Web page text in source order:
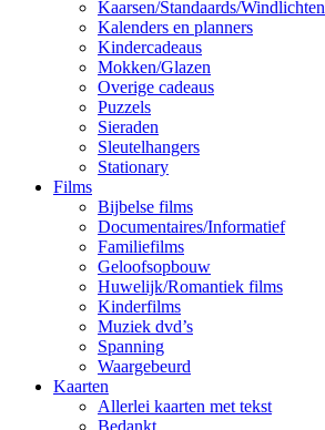
Kaarsen/Standaards/Windlichten
Kalenders en planners
Kindercadeaus
Mokken/Glazen
Overige cadeaus
Puzzels
Sieraden
Sleutelhangers
Stationary
Films
Bijbelse films
Documentaires/Informatief
Familiefilms
Geloofsopbouw
Huwelijk/Romantiek films
Kinderfilms
Muziek dvd’s
Spanning
Waargebeurd
Kaarten
Allerlei kaarten met tekst
Bedankt